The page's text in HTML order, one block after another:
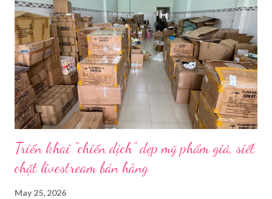
định. Cả ba người vào vị trí. Wu đã chuẩn bị sẵn lời thoại và trao
đổi trước cách diễn đạt với ông và mẹ, thậm chí còn bàn xem
dùng từ nào trong phương ngữ Thượng Hải nghe tự nhiên nhất
trên camera. Ông cô nhăn mặt khi nghe giải thích về Thế vận
hội Mùa đông. “Người già như tụi ông không hiểu mấy cái này...
Triển khai “chiến dịch” dẹp mỹ phẩm giả, siết
chặt livestream bán hàng
May 25, 2026